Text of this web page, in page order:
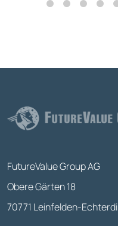
FutureValue Group AG
Obere Gärten 18
70771 Leinfelden-